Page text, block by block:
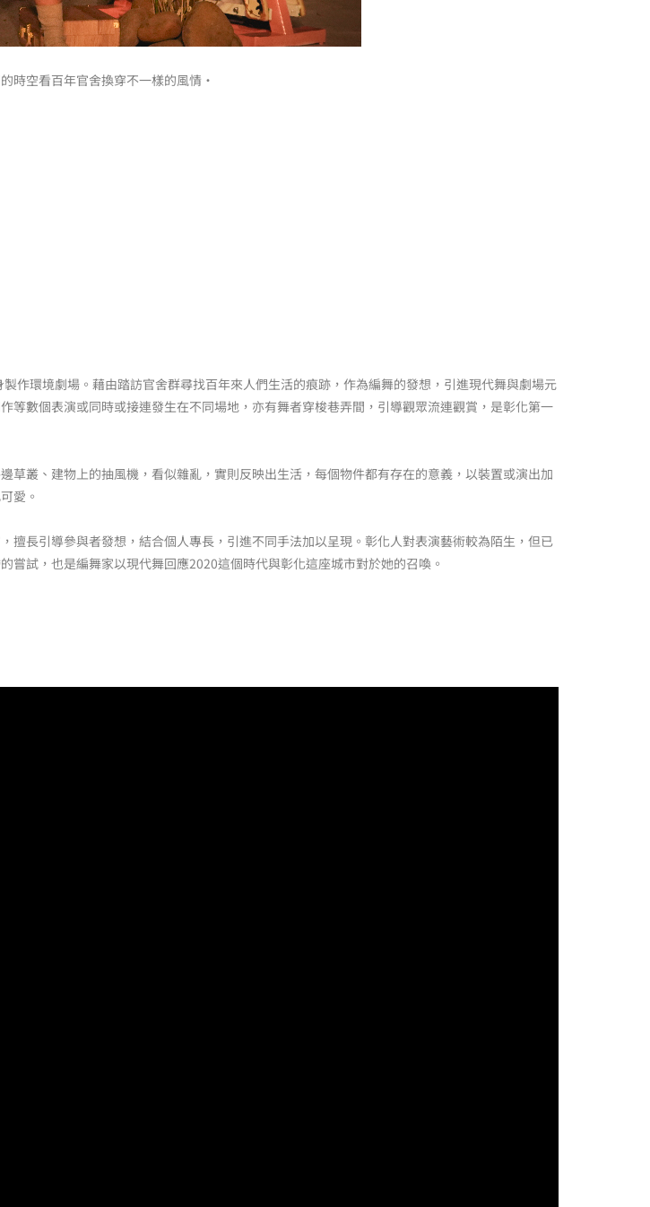
時空看百年官舍換穿不一樣的風情‧
作環境劇場。藉由踏訪官舍群尋找百年來人們生活的痕跡，作為編舞的發想，引進現代舞與劇場元
數個表演或同時或接連發生在不同場地，亦有舞者穿梭巷弄間，引導觀眾流連觀賞，是彰化第一
叢、建物上的抽風機，看似雜亂，實則反映出生活，每個物件都有存在的意義，以裝置或演出加
愛。
長引導參與者發想，結合個人專長，引進不同手法加以呈現。彰化人對表演藝術較為陌生，但已
試，也是編舞家以現代舞回應2020這個時代與彰化這座城市對於她的召喚。